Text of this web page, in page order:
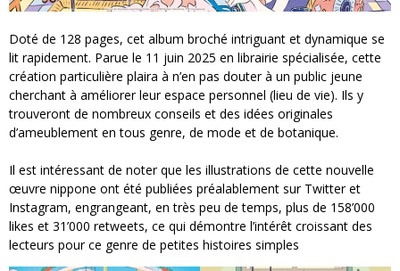
Doté de 128 pages, cet album broché intriguant et dynamique se
lit rapidement. Parue le 11 juin 2025 en librairie spécialisée, cette
création particulière plaira à n’en pas douter à un public jeune
cherchant à améliorer leur espace personnel (lieu de vie). Ils y
trouveront de nombreux conseils et des idées originales
d’ameublement en tous genre, de mode et de botanique.
Il est intéressant de noter que les illustrations de cette nouvelle
œuvre nippone ont été publiées préalablement sur Twitter et
Instagram, engrangeant, en très peu de temps, plus de 158’000
likes et 31’000 retweets, ce qui démontre l’intérêt croissant des
lecteurs pour ce genre de petites histoires simples